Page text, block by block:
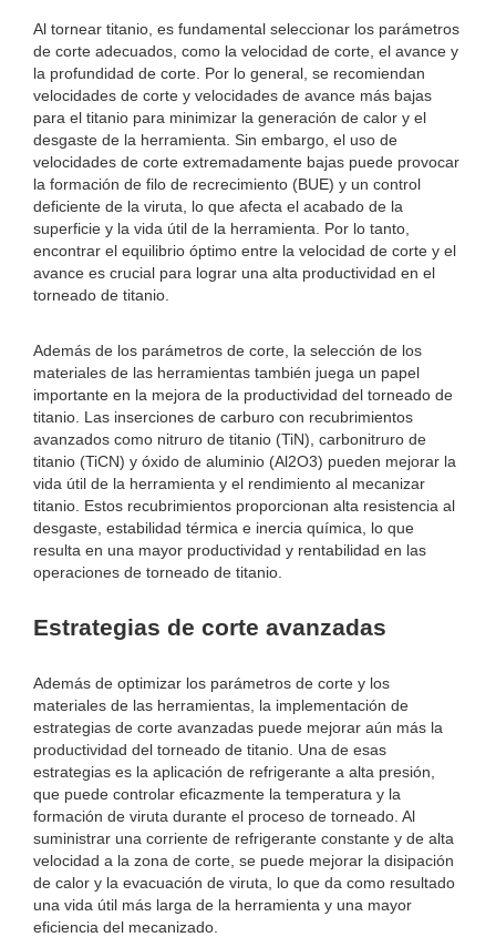
Al tornear titanio, es fundamental seleccionar los parámetros
de corte adecuados, como la velocidad de corte, el avance y
la profundidad de corte. Por lo general, se recomiendan
velocidades de corte y velocidades de avance más bajas
para el titanio para minimizar la generación de calor y el
desgaste de la herramienta. Sin embargo, el uso de
velocidades de corte extremadamente bajas puede provocar
la formación de filo de recrecimiento (BUE) y un control
deficiente de la viruta, lo que afecta el acabado de la
superficie y la vida útil de la herramienta. Por lo tanto,
encontrar el equilibrio óptimo entre la velocidad de corte y el
avance es crucial para lograr una alta productividad en el
torneado de titanio.
Además de los parámetros de corte, la selección de los
materiales de las herramientas también juega un papel
importante en la mejora de la productividad del torneado de
titanio. Las inserciones de carburo con recubrimientos
avanzados como nitruro de titanio (TiN), carbonitruro de
titanio (TiCN) y óxido de aluminio (Al2O3) pueden mejorar la
vida útil de la herramienta y el rendimiento al mecanizar
titanio. Estos recubrimientos proporcionan alta resistencia al
desgaste, estabilidad térmica e inercia química, lo que
resulta en una mayor productividad y rentabilidad en las
operaciones de torneado de titanio.
Estrategias de corte avanzadas
Además de optimizar los parámetros de corte y los
materiales de las herramientas, la implementación de
estrategias de corte avanzadas puede mejorar aún más la
productividad del torneado de titanio. Una de esas
estrategias es la aplicación de refrigerante a alta presión,
que puede controlar eficazmente la temperatura y la
formación de viruta durante el proceso de torneado. Al
suministrar una corriente de refrigerante constante y de alta
velocidad a la zona de corte, se puede mejorar la disipación
de calor y la evacuación de viruta, lo que da como resultado
una vida útil más larga de la herramienta y una mayor
eficiencia del mecanizado.